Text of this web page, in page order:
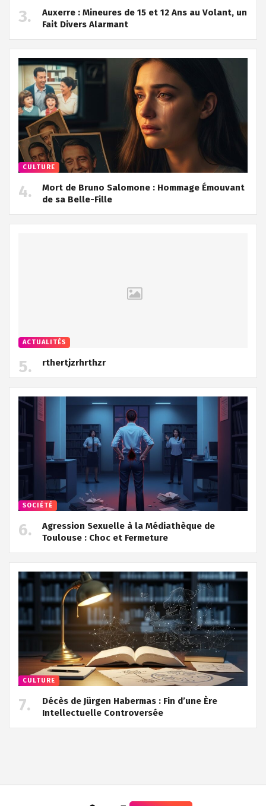
Auxerre : Mineures de 15 et 12 Ans au Volant, un
Fait Divers Alarmant
CULTURE
Mort de Bruno Salomone : Hommage Émouvant
de sa Belle-Fille
ACTUALITÉS
rthertjzrhrthzr
SOCIÉTÉ
Agression Sexuelle à la Médiathèque de
Toulouse : Choc et Fermeture
CULTURE
Décès de Jürgen Habermas : Fin d’une Ère
Intellectuelle Controversée